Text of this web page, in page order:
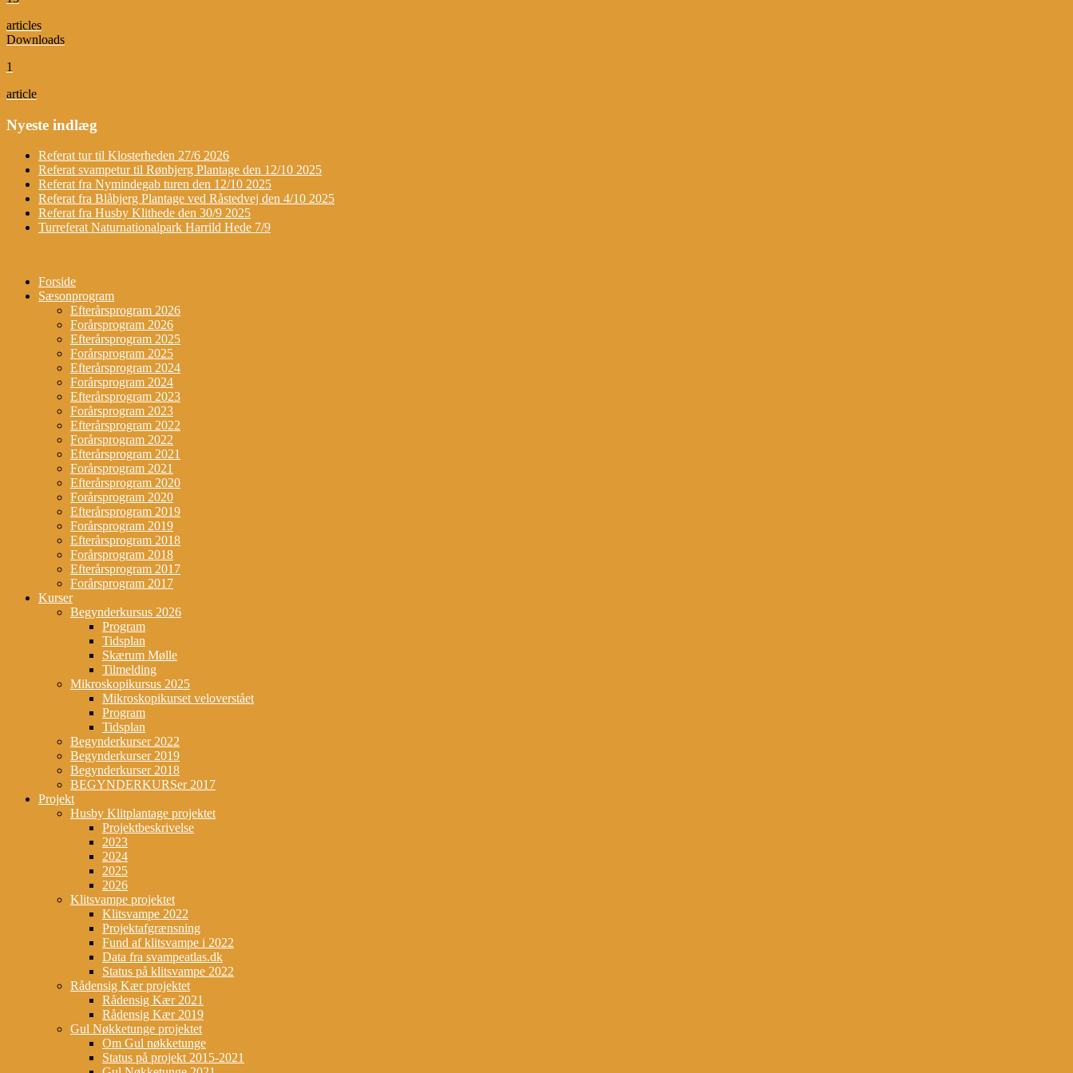
articles
Downloads
1
article
Nyeste indlæg
Referat tur til Klosterheden 27/6 2026
Referat svampetur til Rønbjerg Plantage den 12/10 2025
Referat fra Nymindegab turen den 12/10 2025
Referat fra Blåbjerg Plantage ved Råstedvej den 4/10 2025
Referat fra Husby Klithede den 30/9 2025
Turreferat Naturnationalpark Harrild Hede 7/9
Forside
Sæsonprogram
Efterårsprogram 2026
Forårsprogram 2026
Efterårsprogram 2025
Forårsprogram 2025
Efterårsprogram 2024
Forårsprogram 2024
Efterårsprogram 2023
Forårsprogram 2023
Efterårsprogram 2022
Forårsprogram 2022
Efterårsprogram 2021
Forårsprogram 2021
Efterårsprogram 2020
Forårsprogram 2020
Efterårsprogram 2019
Forårsprogram 2019
Efterårsprogram 2018
Forårsprogram 2018
Efterårsprogram 2017
Forårsprogram 2017
Kurser
Begynderkursus 2026
Program
Tidsplan
Skærum Mølle
Tilmelding
Mikroskopikursus 2025
Mikroskopikurset veloverstået
Program
Tidsplan
Begynderkurser 2022
Begynderkurser 2019
Begynderkurser 2018
BEGYNDERKURSer 2017
Projekt
Husby Klitplantage projektet
Projektbeskrivelse
2023
2024
2025
2026
Klitsvampe projektet
Klitsvampe 2022
Projektafgrænsning
Fund af klitsvampe i 2022
Data fra svampeatlas.dk
Status på klitsvampe 2022
Rådensig Kær projektet
Rådensig Kær 2021
Rådensig Kær 2019
Gul Nøkketunge projektet
Om Gul nøkketunge
Status på projekt 2015-2021